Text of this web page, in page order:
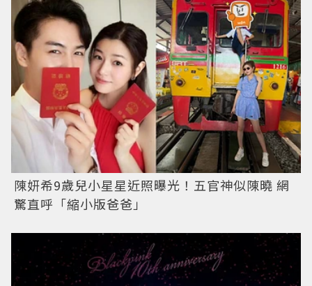
陳妍希9歲兒小星星近照曝光！五官神似陳曉 網
驚直呼「縮小版爸爸」